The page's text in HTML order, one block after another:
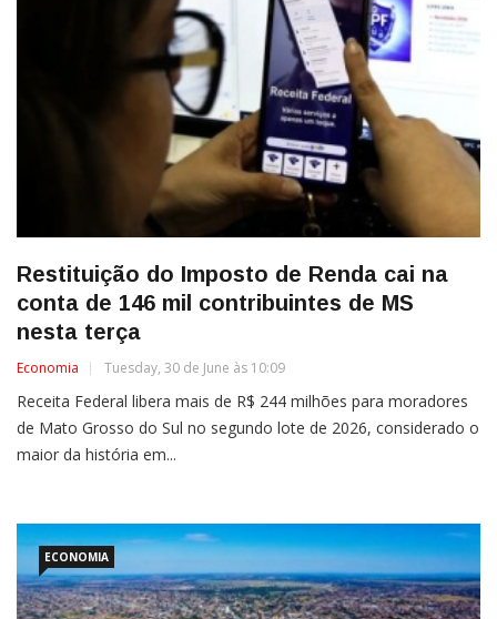
Restituição do Imposto de Renda cai na
conta de 146 mil contribuintes de MS
nesta terça
Economia Tuesday, 30 de June às 10:09
Receita Federal libera mais de R$ 244 milhões para moradores
de Mato Grosso do Sul no segundo lote de 2026, considerado o
maior da história em...
ECONOMIA